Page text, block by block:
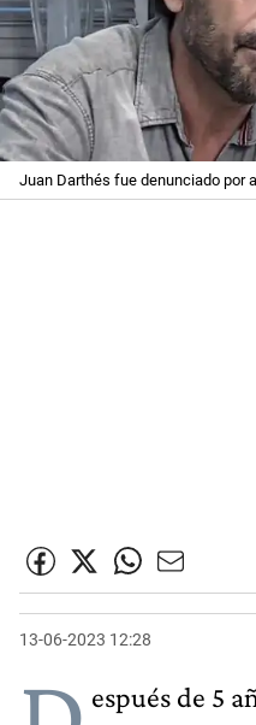
Juan Darthés fue denunciado por
13-06-2023 12:28
espués de 5